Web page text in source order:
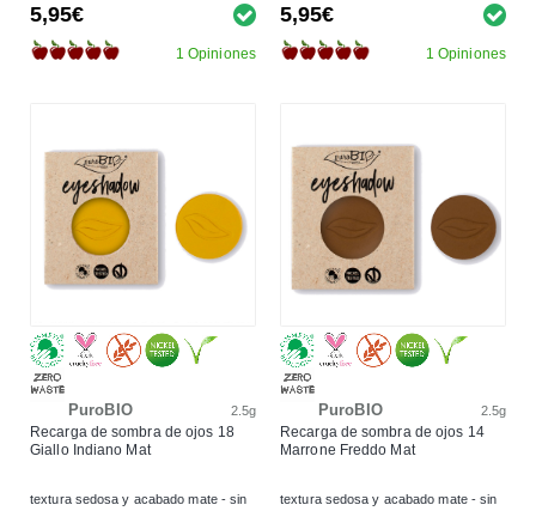
5,95€
1 Opiniones
5,95€
1 Opiniones
PuroBIO 2.5g
Recarga de sombra de ojos 18
Giallo Indiano Mat
textura sedosa y acabado mate - sin
PuroBIO 2.5g
Recarga de sombra de ojos 14
Marrone Freddo Mat
textura sedosa y acabado mate - sin